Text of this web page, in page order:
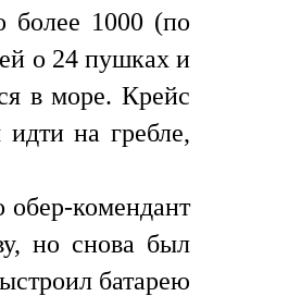
более 1000 (по
о 24 пушках и
в море. Крейс
на гребле,
комендант
но снова был
батарею